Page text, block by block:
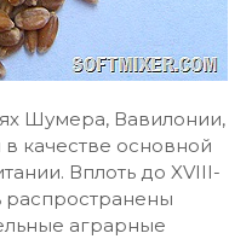
Шумера, Вавилонии,
в качестве основной
Вплоть до XVIII-
распространены
аграрные